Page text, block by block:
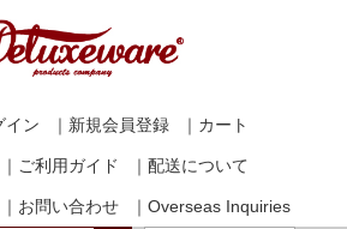
イン ｜新規会員登録 ｜カート
｜ご利用ガイド ｜配送について
｜お問い合わせ
｜Overseas Inquiries